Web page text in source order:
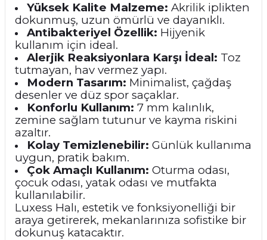
Yüksek Kalite Malzeme: Akrilik iplikten
dokunmuş, uzun ömürlü ve dayanıklı.
Antibakteriyel Özellik: Hijyenik
kullanım için ideal.
Alerjik Reaksiyonlara Karşı İdeal: Toz
tutmayan, hav vermez yapı.
Modern Tasarım: Minimalist, çağdaş
desenler ve düz spor saçaklar.
Konforlu Kullanım: 7 mm kalınlık,
zemine sağlam tutunur ve kayma riskini
azaltır.
Kolay Temizlenebilir: Günlük kullanıma
uygun, pratik bakım.
Çok Amaçlı Kullanım: Oturma odası,
çocuk odası, yatak odası ve mutfakta
kullanılabilir.
Luxess Halı, estetik ve fonksiyonelliği bir
araya getirerek, mekanlarınıza sofistike bir
dokunuş katacaktır.